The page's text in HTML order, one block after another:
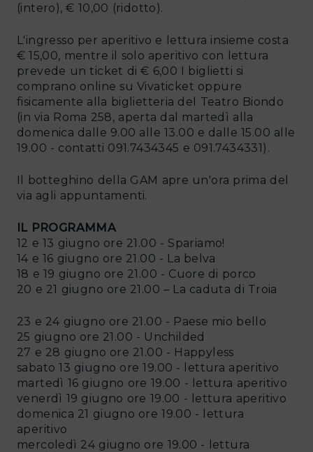
(intero), € 10,00 (ridotto).
L'ingresso per aperitivo e lettura insieme costa
€ 15,00, mentre il solo aperitivo con lettura
prevede un ticket di € 6,00 I biglietti si
comprano online su Vivaticket oppure
fisicamente alla biglietteria del Teatro Biondo
(in via Roma 258, aperta dal martedì alla
domenica dalle 9.00 alle 13.00 e dalle 15.00 alle
19.00 - contatti 091.7434345 e 091.7434331).
Il botteghino della GAM apre un'ora prima del
via agli appuntamenti.
IL PROGRAMMA
12 e 13 giugno ore 21.00 - Spariamo!
14 e 16 giugno ore 21.00 - La belva
18 e 19 giugno ore 21.00 - Cuore di porco
20 e 21 giugno ore 21.00 – La caduta di Troia
23 e 24 giugno ore 21.00 - Paese mio bello
25 giugno ore 21.00 - Unchilded
27 e 28 giugno ore 21.00 - Happyless
sabato 13 giugno ore 19.00 - lettura aperitivo
martedì 16 giugno ore 19.00 - lettura aperitivo
venerdì 19 giugno ore 19.00 - lettura aperitivo
domenica 21 giugno ore 19.00 - lettura
aperitivo
mercoledì 24 giugno ore 19.00 - lettura